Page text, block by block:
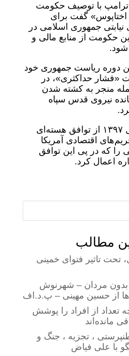
ترامپ با توصیف حکومت
اختاپوس» گفت برای
نیابتی جمهوری اسلامی در
حکومت از منابع مالی و
شود.
دوره ریاست جمهوری خود
حداکثری»، در
حمله منجر به کشته شدن
نیروی قدس سپاه
او پیش از آن در سال ۱۳۹۷ از توافق هسته‌ای
اقتصادی آمریکا
را که در پی این توافق
اعمال کرد.
مطالب
تاثیر فتوای خمینی
بدون مردان – شهرنوش
از حسین مهینی – پ.د.اف
(بخش3): چه تعداد از افراد را پوشش
مانده‌اند
، تجزیه ، جنگ و
با علی فیاض